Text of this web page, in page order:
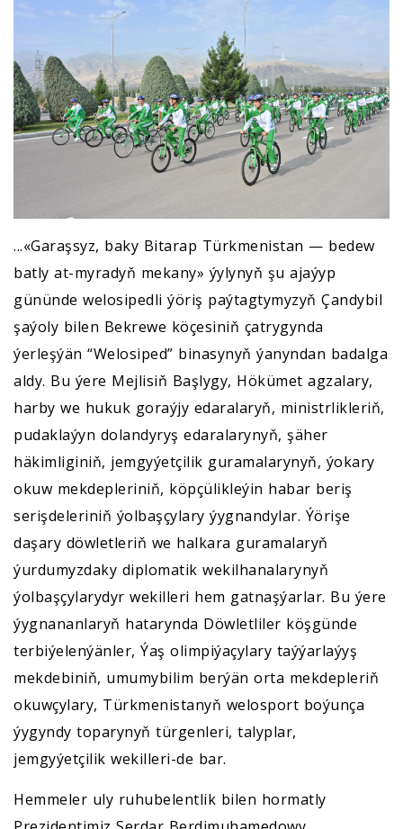
...«Garaşsyz, baky Bitarap Türkmenistan — bedew
batly at-myradyň mekany» ýylynyň şu ajaýyp
gününde welosipedli ýöriş paýtagtymyzyň Çandybil
şaýoly bilen Bekrewe köçesiniň çatrygynda
ýerleşýän “Welosiped” binasynyň ýanyndan badalga
aldy. Bu ýere Mejlisiň Başlygy, Hökümet agzalary,
harby we hukuk goraýjy edaralaryň, ministrlikleriň,
pudaklaýyn dolandyryş edaralarynyň, şäher
häkimliginiň, jemgyýetçilik guramalarynyň, ýokary
okuw mekdepleriniň, köpçülikleýin habar beriş
serişdeleriniň ýolbaşçylary ýygnandylar. Ýörişe
daşary döwletleriň we halkara guramalaryň
ýurdumyzdaky diplomatik wekilhanalarynyň
ýolbaşçylarydyr wekilleri hem gatnaşýarlar. Bu ýere
ýygnananlaryň hatarynda Döwletliler köşgünde
terbiýelenýänler, Ýaş olimpiýaçylary taýýarlaýyş
mekdebiniň, umumybilim berýän orta mekdepleriň
okuwçylary, Türkmenistanyň welosport boýunça
ýygyndy toparynyň türgenleri, talyplar,
jemgyýetçilik wekilleri-de bar.
Hemmeler uly ruhubelentlik bilen hormatly